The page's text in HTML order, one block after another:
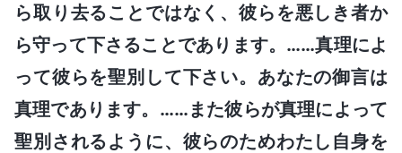
ら取り去ることではなく、彼らを悪しき者か
ら守って下さることであります。……真理によ
って彼らを聖別して下さい。あなたの御言は
真理であります。……また彼らが真理によって
聖別されるように、彼らのためわたし自身を